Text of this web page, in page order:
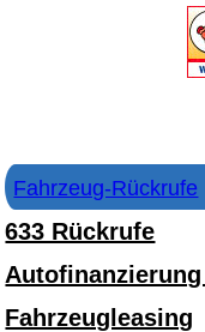
Fahrzeug-Rückrufe
633 Rückrufe
Autofinanzierung
Fahrzeugleasing